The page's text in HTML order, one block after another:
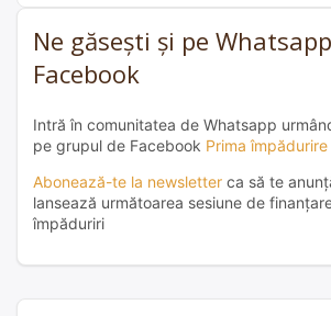
Ne găsești și pe
Facebook
Intră în comunitatea de Whatsapp
pe grupul de Facebook Prima împădurire
Abonează-te la newsletter ca să te
lansează următoarea sesiune de
împăduriri